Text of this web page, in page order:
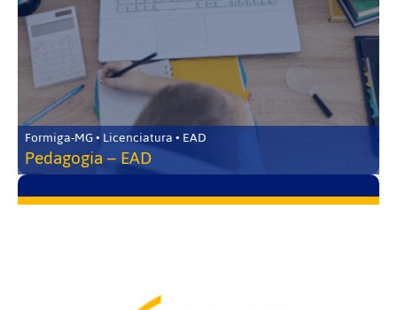
Formiga-MG • Licenciatura • EAD
Pedagogia – EAD